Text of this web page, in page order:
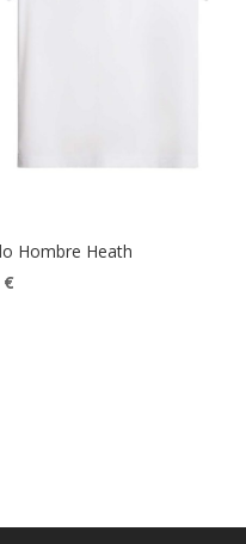
Hombre Heath
€El